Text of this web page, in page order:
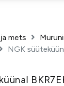
mets
NGK